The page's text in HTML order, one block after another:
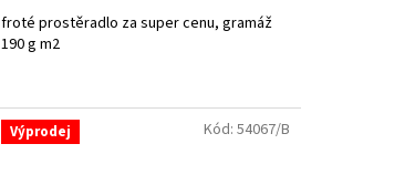
froté prostěradlo za super cenu, gramáž
190 g m2
Výprodej Kód: 54067/B